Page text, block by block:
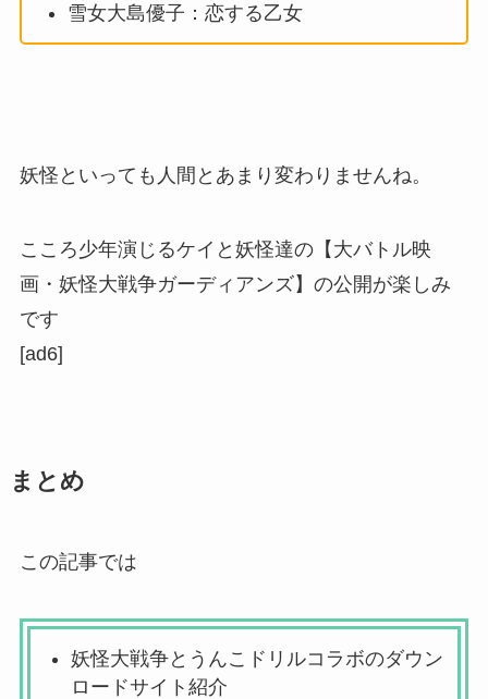
雪女大島優子：恋する乙女
妖怪といっても人間とあまり変わりませんね。
こころ少年演じるケイと妖怪達の【大バトル映
画・妖怪大戦争ガーディアンズ】の公開が楽しみ
です
[ad6]
まとめ
この記事では
妖怪大戦争とうんこドリルコラボのダウン
ロードサイト紹介